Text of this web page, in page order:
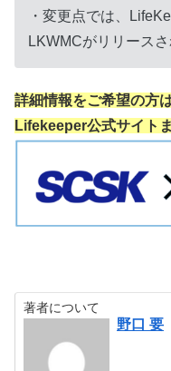
・変更点では、
LKWMCがリリース
詳細情報をご希望の方
Lifekeeper公式サイト
著者について
野口 要